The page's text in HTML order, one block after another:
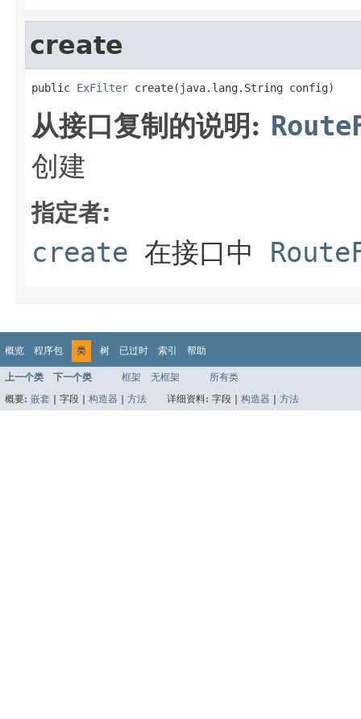
create
public ExFilter create(java.lang.String config)
从接口复制的说明:
创建
指定者:
create 在接口中
概览 程序包 类 树 已过时 索引 帮助
上一个类 下一个类 框架 无框架
所有类
概要: 嵌套 字段 | 构造器 方法 详细资料: 字段 | 构造器 方法